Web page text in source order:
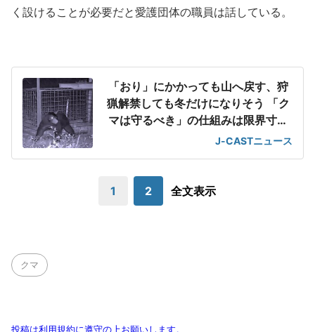
く設けることが必要だと愛護団体の職員は話している。
「おり」にかかっても山へ戻す、狩
猟解禁しても冬だけになりそう 「ク
マは守るべき」の仕組みは限界寸前
J-CASTニュース
1 2 全文表示
クマ